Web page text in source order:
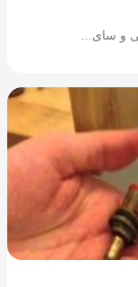
و سای...